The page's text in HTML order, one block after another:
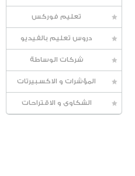
تعليم فوركس
دروس تعليم بالفيديو
شركات الوساطة
المؤشرات و الاكسبيرتات
الشكاوى و الاقتراحات